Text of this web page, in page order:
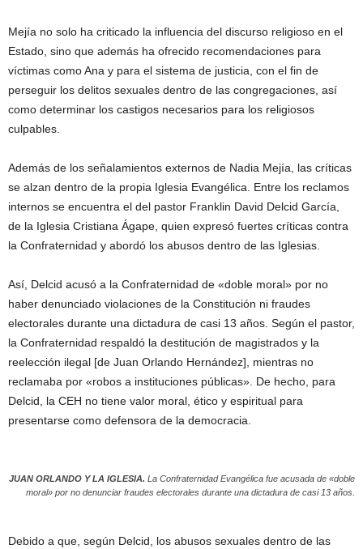
Mejía no solo ha criticado la influencia del discurso religioso en el
Estado, sino que además ha ofrecido recomendaciones para
víctimas como Ana y para el sistema de justicia, con el fin de
perseguir los delitos sexuales dentro de las congregaciones, así
como determinar los castigos necesarios para los religiosos
culpables.
Además de los señalamientos externos de Nadia Mejía, las críticas
se alzan dentro de la propia Iglesia Evangélica. Entre los reclamos
internos se encuentra el del pastor Franklin David Delcid García,
de la Iglesia Cristiana Ágape, quien expresó fuertes críticas contra
la Confraternidad y abordó los abusos dentro de las Iglesias.
Así, Delcid acusó a la Confraternidad de «doble moral» por no
haber denunciado violaciones de la Constitución ni fraudes
electorales durante una dictadura de casi 13 años. Según el pastor,
la Confraternidad respaldó la destitución de magistrados y la
reelección ilegal [de Juan Orlando Hernández], mientras no
reclamaba por «robos a instituciones públicas». De hecho, para
Delcid, la CEH no tiene valor moral, ético y espiritual para
presentarse como defensora de la democracia.
JUAN ORLANDO Y LA IGLESIA. La Confraternidad Evangélica fue acusada de «doble
moral» por no denunciar fraudes electorales durante una dictadura de casi 13 años.
Debido a que, según Delcid, los abusos sexuales dentro de las